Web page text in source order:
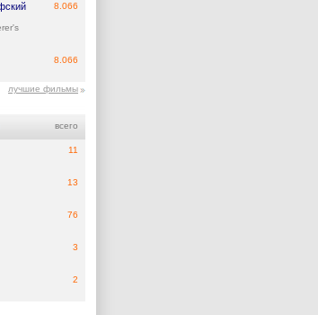
8.066
8.066
лучшие фильмы
всего
11
13
76
3
2